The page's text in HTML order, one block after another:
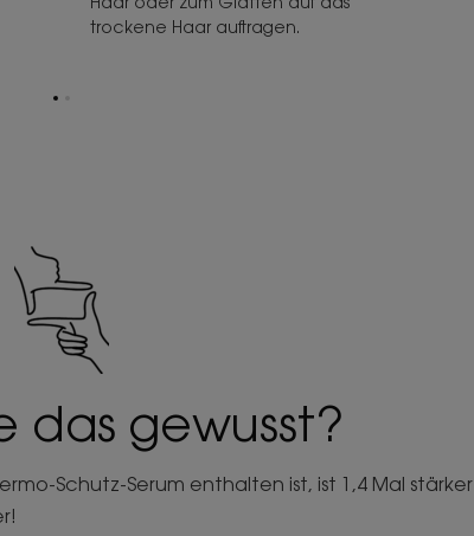
trockene Haar auftragen.
Zur
das gewusst?
Schutz-Serum enthalten ist, ist 1,4 Mal stärker